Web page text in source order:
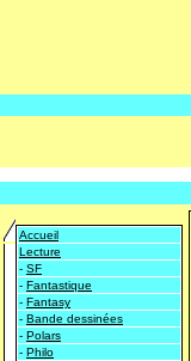
Accueil
Lecture
- SF
- Fantastique
- Fantasy
- Bande dessinées
- Polars
- Philo